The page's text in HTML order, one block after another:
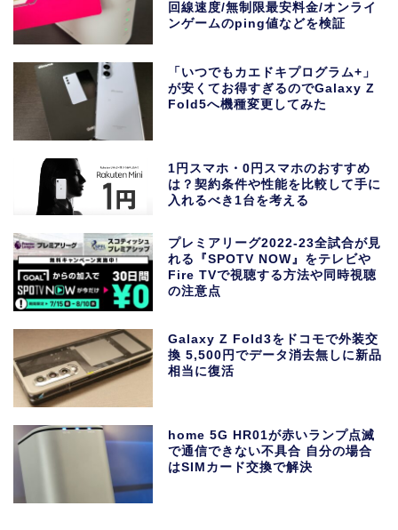
回線速度/無制限最安料金/オンライ
ンゲームのping値などを検証
「いつでもカエドキプログラム+」
が安くてお得すぎるのでGalaxy Z
Fold5へ機種変更してみた
1円スマホ・0円スマホのおすすめ
は？契約条件や性能を比較して手に
入れるべき1台を考える
プレミアリーグ2022-23全試合が見
れる『SPOTV NOW』をテレビや
Fire TVで視聴する方法や同時視聴
の注意点
Galaxy Z Fold3をドコモで外装交
換 5,500円でデータ消去無しに新品
相当に復活
home 5G HR01が赤いランプ点滅
で通信できない不具合 自分の場合
はSIMカード交換で解決